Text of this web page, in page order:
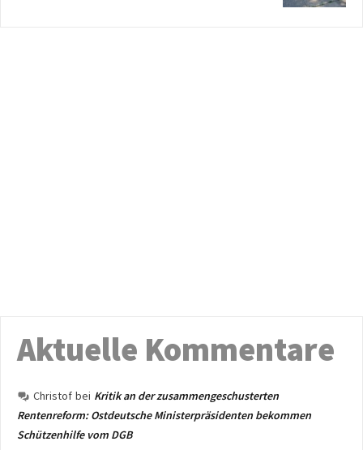
Aktuelle Kommentare
Christof bei Kritik an der zusammengeschusterten
Rentenreform: Ostdeutsche Ministerpräsidenten bekommen
Schützenhilfe vom DGB